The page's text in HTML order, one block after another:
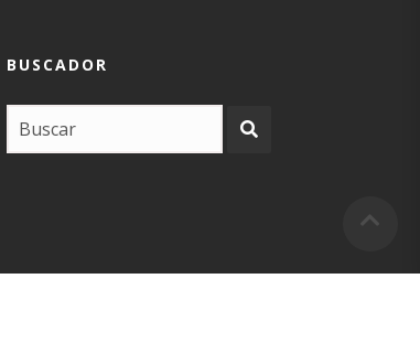
BUSCADOR